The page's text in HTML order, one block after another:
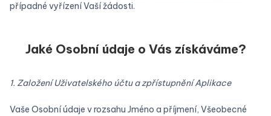
případné vyřízení Vaší žádosti.
Jaké Osobní údaje o Vás získáváme?
1. Založení Uživatelského účtu a zpřístupnění Aplikace
Vaše Osobní údaje v rozsahu Jméno a příjmení, Všeobecné